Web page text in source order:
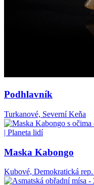
Podhlavník
Turkanové, Severní Keňa
Maska Kabongo
Kubové, Demokratická